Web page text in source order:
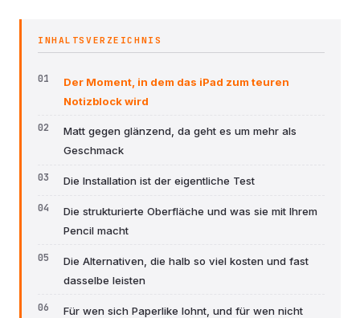
INHALTSVERZEICHNIS
Der Moment, in dem das iPad zum teuren
Notizblock wird
Matt gegen glänzend, da geht es um mehr als
Geschmack
Die Installation ist der eigentliche Test
Die strukturierte Oberfläche und was sie mit Ihrem
Pencil macht
Die Alternativen, die halb so viel kosten und fast
dasselbe leisten
Für wen sich Paperlike lohnt, und für wen nicht